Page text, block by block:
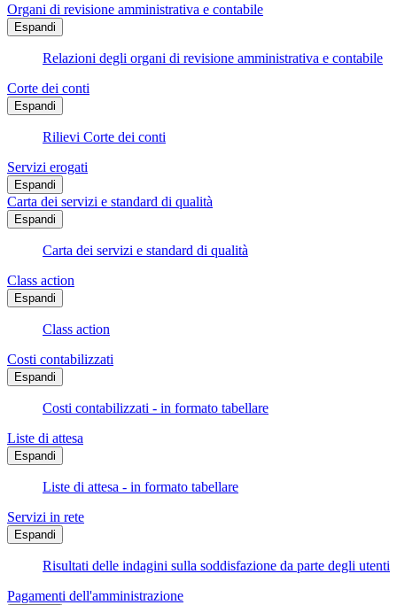
Organi di revisione amministrativa e contabile
Espandi
Relazioni degli organi di revisione amministrativa e contabile
Corte dei conti
Espandi
Rilievi Corte dei conti
Servizi erogati
Espandi
Carta dei servizi e standard di qualità
Espandi
Carta dei servizi e standard di qualità
Class action
Espandi
Class action
Costi contabilizzati
Espandi
Costi contabilizzati - in formato tabellare
Liste di attesa
Espandi
Liste di attesa - in formato tabellare
Servizi in rete
Espandi
Risultati delle indagini sulla soddisfazione da parte degli utenti
Pagamenti dell'amministrazione